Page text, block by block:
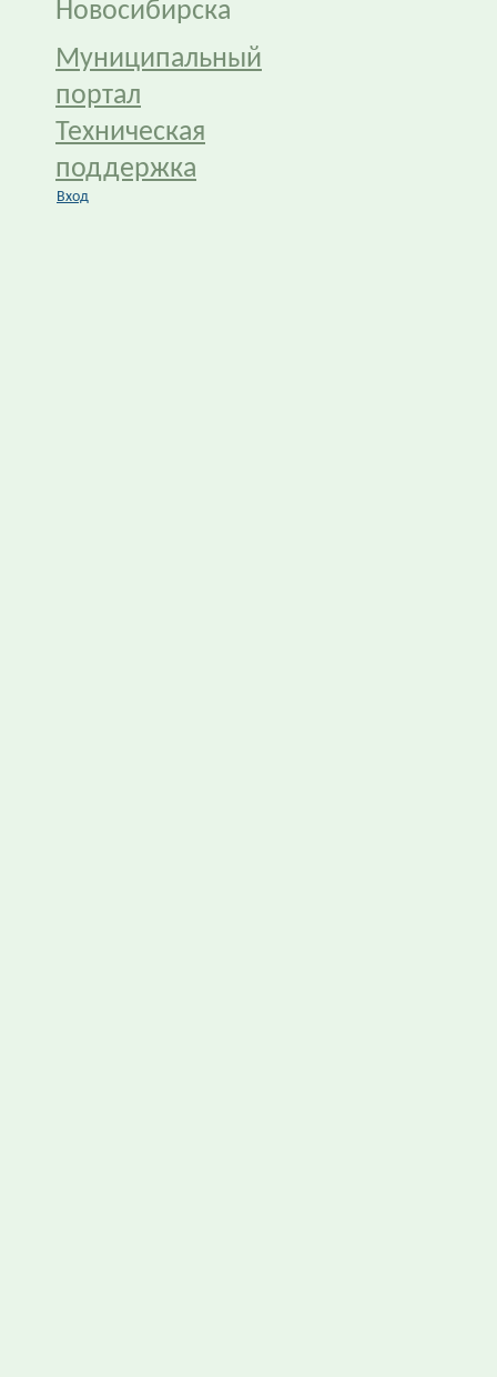
Новосибирска
Муниципальный
портал
Техническая
поддержка
Вход